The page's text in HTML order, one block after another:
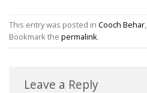
This entry was posted in Cooch Behar,
Bookmark the permalink.
Leave a Reply